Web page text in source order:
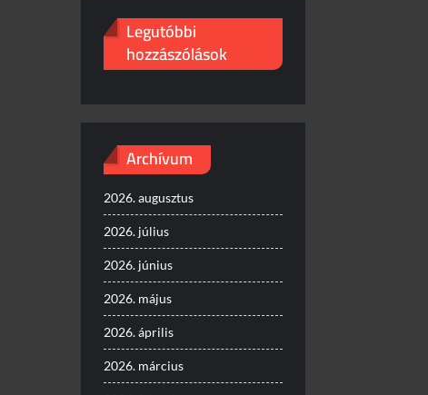
Legutóbbi
hozzászólások
Archívum
2026. augusztus
2026. július
2026. június
2026. május
2026. április
2026. március